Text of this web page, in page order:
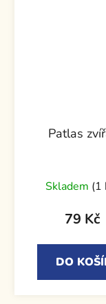
Patlas
Skladem (1
79 Kč
DO